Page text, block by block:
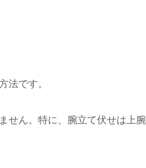
法です。
せん。特に、腕立て伏せは上